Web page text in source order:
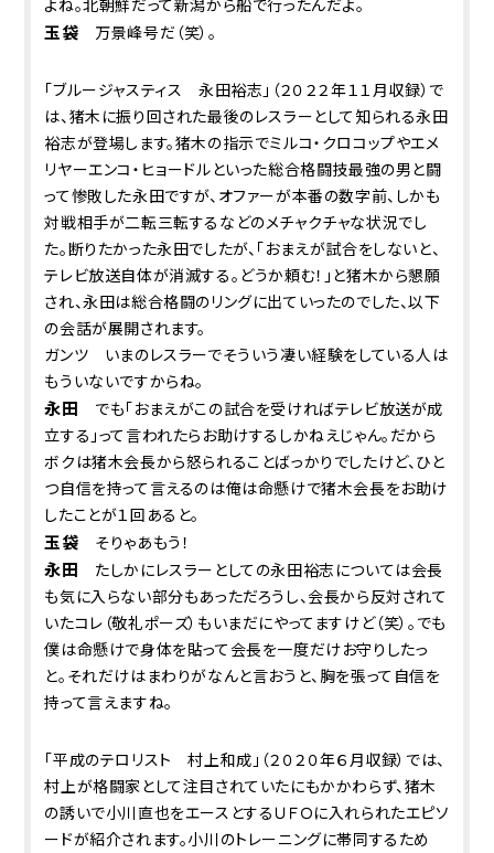
よね。北朝鮮だって新潟から船で行ったんだよ。
玉袋 万景峰号だ（笑）。
「ブルージャスティス 永田裕志」（２０２２年１１月収録）で
は、猪木に振り回された最後のレスラーとして知られる永田
裕志が登場します。猪木の指示でミルコ・クロコップやエメ
リヤーエンコ・ヒョードルといった総合格闘技最強の男と闘
って惨敗した永田ですが、オファーが本番の数字前、しかも
対戦相手が二転三転するなどのメチャクチャな状況でし
た。断りたかった永田でしたが、「おまえが試合をしないと、
テレビ放送自体が消滅する。どうか頼む！」と猪木から懇願
され、永田は総合格闘のリングに出ていったのでした、以下
の会話が展開されます。
ガンツ いまのレスラーでそういう凄い経験をしている人は
もういないですからね。
永田 でも「おまえがこの試合を受ければテレビ放送が成
立する」って言われたらお助けするしかねえじゃん。だから
ボクは猪木会長から怒られることばっかりでしたけど、ひと
つ自信を持って言えるのは俺は命懸けで猪木会長をお助け
したことが１回あると。
玉袋 そりゃあもう！
永田 たしかにレスラーとしての永田裕志については会長
も気に入らない部分もあっただろうし、会長から反対されて
いたコレ（敬礼ポーズ）もいまだにやってますけど（笑）。でも
僕は命懸けで身体を貼って会長を一度だけお守りしたっ
と。それだけはまわりがなんと言おうと、胸を張って自信を
持って言えますね。
「平成のテロリスト 村上和成」（２０２０年６月収録）では、
村上が格闘家として注目されていたにもかかわらず、猪木
の誘いで小川直也をエースとするＵＦＯに入れられたエピソ
ードが紹介されます。小川のトレーニングに帯同するため